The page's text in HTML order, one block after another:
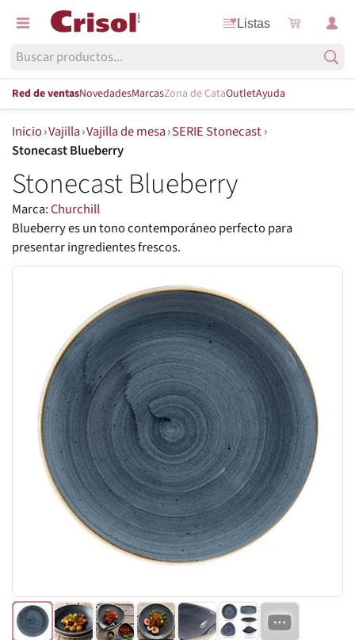
Listas
Red de ventasNovedadesMarcasZona de CataOutletAyuda
Inicio›Vajilla›Vajilla de mesa›SERIE Stonecast›
Stonecast Blueberry
Stonecast Blueberry
Marca:Churchill
Blueberry es un tono contemporáneo perfecto para
presentar ingredientes frescos.